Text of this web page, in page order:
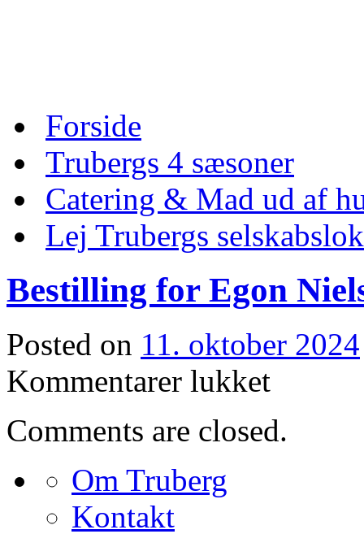
to
Forside
Trubergs 4 sæsoner
Catering & Mad ud af
Lej Trubergs
Bestilling for Egon
Posted on 11. oktober 2024
Kommentarer lukket
Nielsen
Comments are closed.
Om Truberg
Kontakt